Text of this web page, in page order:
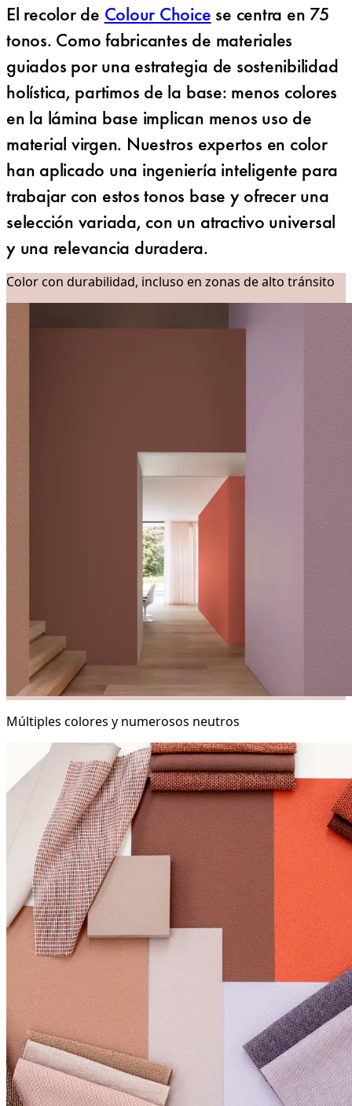
El recolor de Colour Choice se centra en 75
tonos. Como fabricantes de materiales
guiados por una estrategia de sostenibilidad
holística, partimos de la base: menos colores
en la lámina base implican menos uso de
material virgen. Nuestros expertos en color
han aplicado una ingeniería inteligente para
trabajar con estos tonos base y ofrecer una
selección variada, con un atractivo universal
y una relevancia duradera.
Color con durabilidad, incluso en zonas de alto tránsito
Múltiples colores y numerosos neutros